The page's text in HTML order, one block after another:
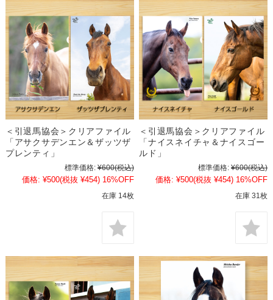
＜引退馬協会＞クリアファイル
「アサクサデンエン＆ザッツザ
プレンティ」
標準価格: ¥600(税込)
価格: ¥500(税抜 ¥454) 16%OFF
在庫 14枚
＜引退馬協会＞クリアファイル
「ナイスネイチャ＆ナイスゴー
ルド」
標準価格: ¥600(税込)
価格: ¥500(税抜 ¥454) 16%OFF
在庫 31枚